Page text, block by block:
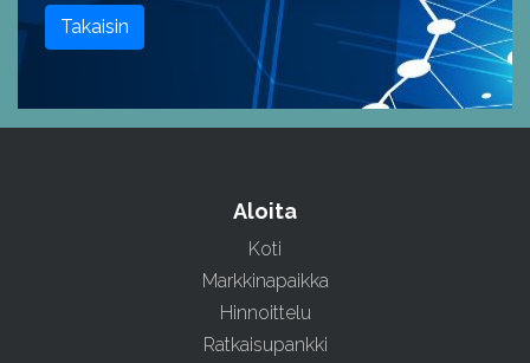
Takaisin
Aloita
Koti
Markkinapaikka
Hinnoittelu
Ratkaisupankki